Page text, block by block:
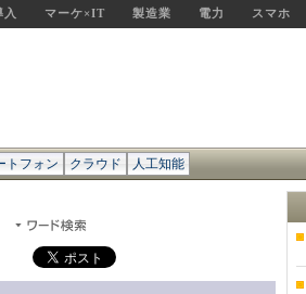
マーケ×IT 製造業 電力 スマホ
トフォン クラウド 人工知能